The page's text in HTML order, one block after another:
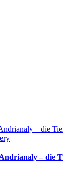
– die
– die